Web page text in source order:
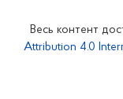
Весь контент
Attribution 4.0